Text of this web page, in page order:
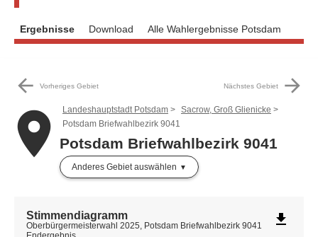
Ergebnisse Download Alle Wahlergebnisse Potsdam
arrow_back Vorheriges Gebiet Nächstes Gebiet arrow_forward
placeLandeshauptstadt Potsdam
Sacrow, Groß Glienicke
Potsdam Briefwahlbezirk 9041
Potsdam Briefwahlbezirk 9041
Anderes Gebiet auswählen
Stimmendiagramm
Oberbürgermeisterwahl 2025, Potsdam Briefwahlbezirk 9041
file_download